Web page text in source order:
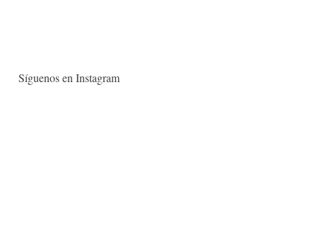
Síguenos en Instagram